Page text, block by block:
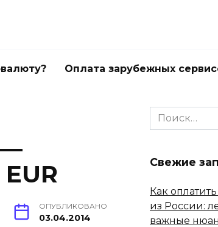
Оплата зарубежных
—
ОПУБЛИКОВАНО
03.04.2014
Search
for:
Свежие
Как
из России:
важные